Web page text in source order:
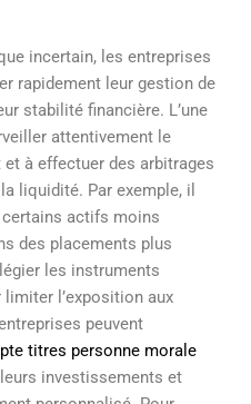
incertain, les entreprises
rapidement leur gestion de
stabilité financière. L’une
attentivement le
à effectuer des arbitrages
liquidité. Par exemple, il
certains actifs moins
des placements plus
les instruments
l’exposition aux
peuvent
titres personne morale
investissements et